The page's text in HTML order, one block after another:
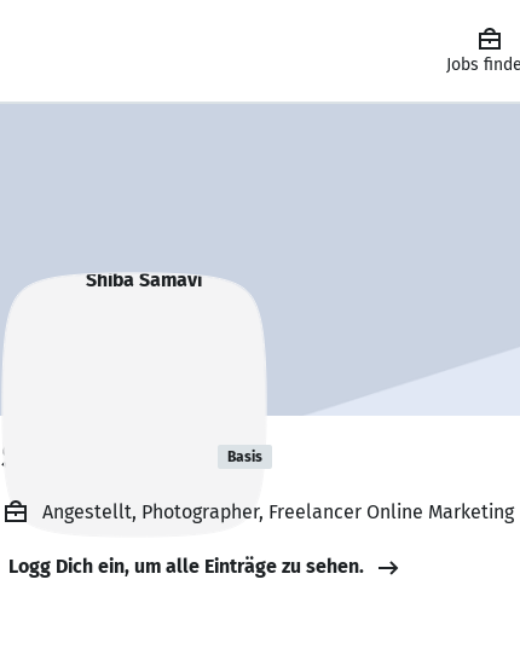
Jobs
Shiba Samavi Basis
Angestellt, Photographer, Freelancer Online Marketing
Logg Dich ein, um alle Einträge zu sehen.